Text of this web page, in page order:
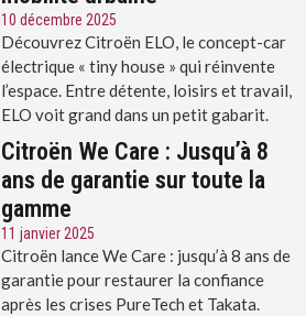
10 décembre 2025
Découvrez Citroën ELO, le concept-car
électrique « tiny house » qui réinvente
l’espace. Entre détente, loisirs et travail,
ELO voit grand dans un petit gabarit.
Citroën We Care : Jusqu’à 8
ans de garantie sur toute la
gamme
11 janvier 2025
Citroën lance We Care : jusqu’à 8 ans de
garantie pour restaurer la confiance
après les crises PureTech et Takata.